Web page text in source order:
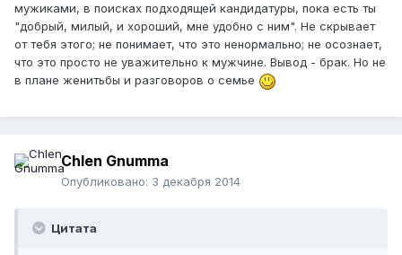
мужиками, в поисках подходящей кандидатуры, пока есть ты
"добрый, милый, и хороший, мне удобно с ним". Не скрывает
от тебя этого; не понимает, что это ненормально; не осознает,
что это просто не уважительно к мужчине. Вывод - брак. Но не
в плане женитьбы и разговоров о семье
Chlen Gnumma
Опубликовано: 3 декабря 2014
Цитата